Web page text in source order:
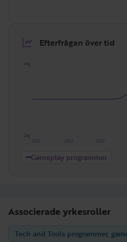
Efterfrågan över tid
Hög
Låg
2023
2022
2021
Gameplay programmer
Associerade yrkesroller
Tech and Tools programmer,